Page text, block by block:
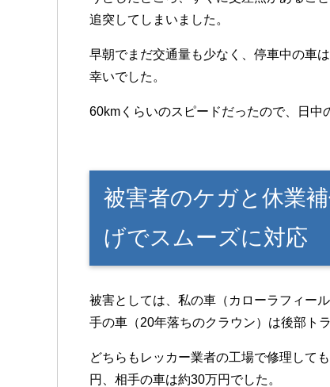
追突してしまいました。
早朝でまだ交通量も少なく、停車中の車
幸いでした。
60kmくらいのスピードだったので、日中
被害者のケガと休業
げでスムーズに対応
被害としては、私の車（カローラフィー
手の車（20年落ちのクラウン）は後部ト
どちらもレッカー業者の工場で修理して
円、相手の車は約30万円でした。